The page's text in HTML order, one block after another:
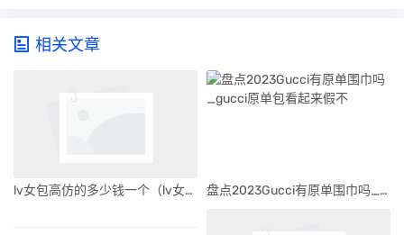
相关文章
lv女包高仿的多少钱一个（lv女包高仿2017款） 盘点2023Gucci有原单围巾吗_gucci原单包看起来假不